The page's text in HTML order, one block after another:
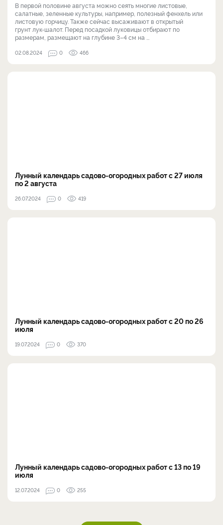
В первой половине августа можно сеять многие листовые,
салатные, зеленные культуры, например, полезный фенхель или
листовую горчицу. Также сейчас высаживают в открытый
грунт лук-шалот. Перед посадкой луковицы отбирают по
размерам, размещают на глубине 3–4 см на ...
02.08.2024 0 466
Лунный календарь садово-огородных работ с 27 июля
по 2 августа
26.07.2024 0 419
Лунный календарь садово-огородных работ с 20 по 26
июля
19.07.2024 0 370
Лунный календарь садово-огородных работ с 13 по 19
июля
12.07.2024 0 255